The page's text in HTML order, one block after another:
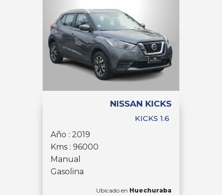
NISSAN KICKS
KICKS 1.6
Año : 2019
Kms : 96000
Manual
Gasolina
Ubicado en Huechuraba